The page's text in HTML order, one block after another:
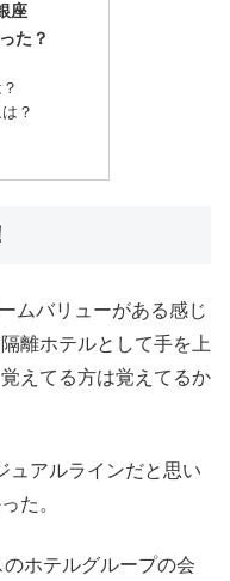
座
た？
？
ムバリューがある感じ
離ホテルとして手を上
えてる方は覚えてるか
ュアルラインだと思い
た。
ホテルグループの会